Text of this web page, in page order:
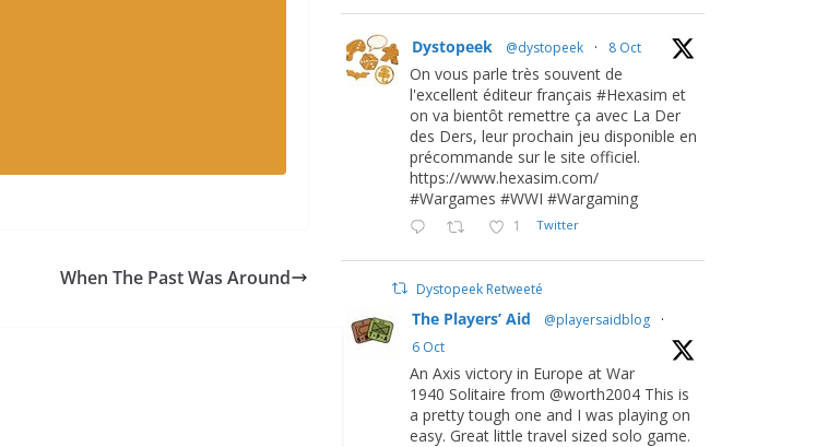
When The Past Was Around
Dystopeek @dystopeek · 8 Oct
On vous parle très souvent de
l'excellent éditeur français #Hexasim et
on va bientôt remettre ça avec La Der
des Ders, leur prochain jeu disponible en
précommande sur le site officiel.
https://www.hexasim.com/
#Wargames #WWI #Wargaming
1 Twitter
Dystopeek Retweeté
The Players’ Aid @playersaidblog
·
6 Oct
An Axis victory in Europe at War
1940 Solitaire from @worth2004 This is
a pretty tough one and I was playing on
easy. Great little travel sized solo game.